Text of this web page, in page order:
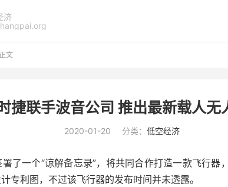
济
文
捷联手波音公司 推出最新载人无
2020-01-20 分类： 低空经济
了一个“谅解备忘录”，将共同合作打造一款飞行器
专利图，不过该飞行器的发布时间并未透露。